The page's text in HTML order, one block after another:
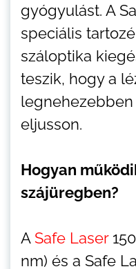
gyógyulást. A
speciális
száloptika
teszik, hogy a
eljusson.
Hogyan
szájüregben?
ASafe Laser
nm) és a Safe